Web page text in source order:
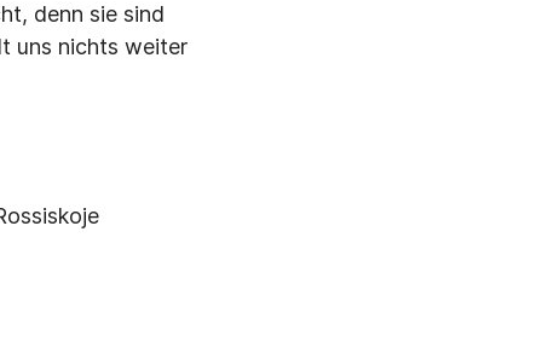
denn sie sind
uns nichts weiter